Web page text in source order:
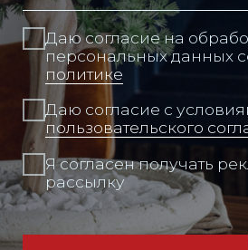
Политика в отношении обработки
персональных данных
Пользовательское соглашение